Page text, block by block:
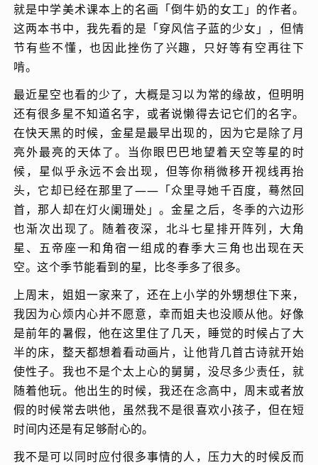
就是中学美术课本上的名画「倒牛奶的女工」的作者。
这两本书中，我先看的是「穿风信子蓝的少女」，但情
节有些不懂，也因此挫伤了兴趣，只好等有空再往下
啃。
最近星空也看的少了，大概是习以为常的缘故，但明明
还有很多星不知道名字，或者说懒得去记它们的名字。
在快天黑的时候，金星是最早出现的，因为它是除了月
亮外最亮的天体了。当你眼巴巴地望着天空等星的时
候，星似乎永远不会出现，但等你稍微移开视线再抬
头，它却已经在那里了——「众里寻她千百度，蓦然回
首，那人却在灯火阑珊处」。金星之后，冬季的六边形
也渐次出现了。随着夜深，北斗七星排开阵列，大角
星、五帝座一和角宿一组成的春季大三角也出现在天
空。这个季节能看到的星，比冬季多了很多。
上周末，姐姐一家来了，还在上小学的外甥想住下来，
我因为心烦内心并不愿意，幸而姐夫也没顺从他。好像
是前年的暑假，他在这里住了几天，睡觉的时候占了大
半的床，整天都想着看动画片，让他背几首古诗就开始
使性子。我也不是个太上心的舅舅，没尽多少责任，就
随着他玩。他出生的时候，我还在念高中，周末或者放
假的时候常去哄他，虽然我不是很喜欢小孩子，但在短
时间内还是有足够耐心的。
我不是可以同时应付很多事情的人，压力大的时候反而